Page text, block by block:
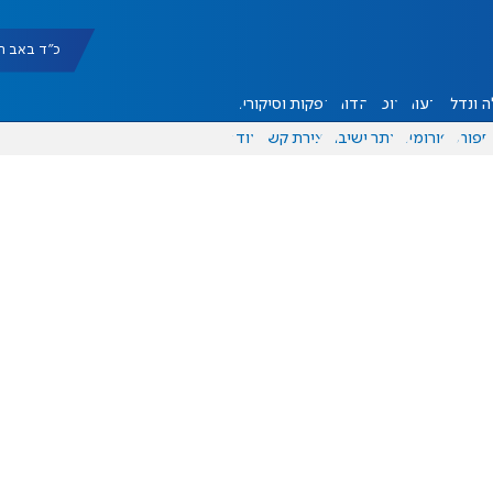
כ"ד באב תשפ"ו
ונדל"ן דעות אוכל יהדות הפקות וסיקורים
ספורט פורומים אתר ישיבה יצירת קשר עוד